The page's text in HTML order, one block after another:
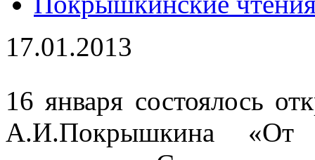
17.01.2013
16 января состоялось
А.И.Покрышкина «От